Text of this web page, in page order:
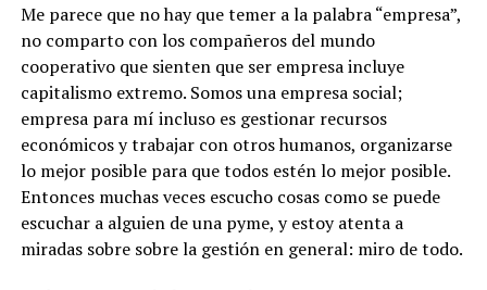
Me parece que no hay que temer a la palabra “empresa”,
no comparto con los compañeros del mundo
cooperativo que sienten que ser empresa incluye
capitalismo extremo. Somos una empresa social;
empresa para mí incluso es gestionar recursos
económicos y trabajar con otros humanos, organizarse
lo mejor posible para que todos estén lo mejor posible.
Entonces muchas veces escucho cosas como se puede
escuchar a alguien de una pyme, y estoy atenta a
miradas sobre sobre la gestión en general: miro de todo.